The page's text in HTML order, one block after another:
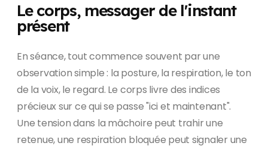
Le corps, messager de l'instant
présent
En séance, tout commence souvent par une
observation simple : la posture, la respiration, le ton
de la voix, le regard. Le corps livre des indices
précieux sur ce qui se passe "ici et maintenant".
Une tension dans la mâchoire peut trahir une
retenue, une respiration bloquée peut signaler une